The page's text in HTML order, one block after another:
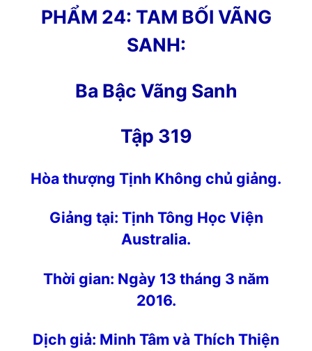
PHẨM 24: TAM BỐI VÃNG
SANH:
Ba Bậc Vãng Sanh
Tập 319
Hòa thượng Tịnh Không chủ giảng.
Giảng tại: Tịnh Tông Học Viện
Australia.
Thời gian: Ngày 13 tháng 3 năm
2016.
Dịch giả: Minh Tâm và Thích Thiện